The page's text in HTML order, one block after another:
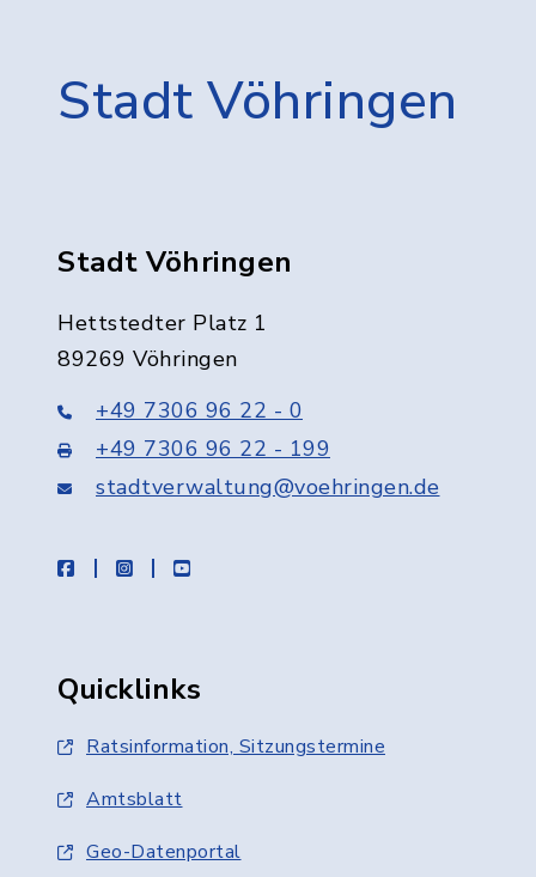
Stadt Vöhringen
Stadt Vöhringen
Hettstedter Platz 1
89269 Vöhringen
+49 7306 96 22 - 0
+49 7306 96 22 - 199
stadtverwaltung@voehringen.de
facebookinstagramyoutube
Quicklinks
Ratsinformation, Sitzungstermine
Amtsblatt
Geo-Datenportal